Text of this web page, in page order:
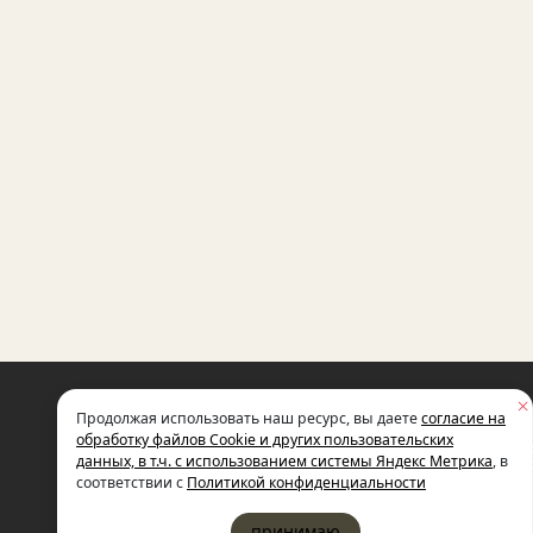
МЕЖДУНАРОДНЫЙ ФОНД
СОЦИАЛЬНО-ЭКОНОМИЧЕСКИХ
И ПОЛИТОЛОГИЧЕСКИХ
ИМЕНИ М.С. ГОРБАЧЕВА
Продолжая использовать наш ресурс, вы даетесогласие на
обработку файлов Cookie и других пользовательских
данных, в т.ч. с использованием системы Яндекс Метрика, в
соответствии с Политикой конфиденциальности